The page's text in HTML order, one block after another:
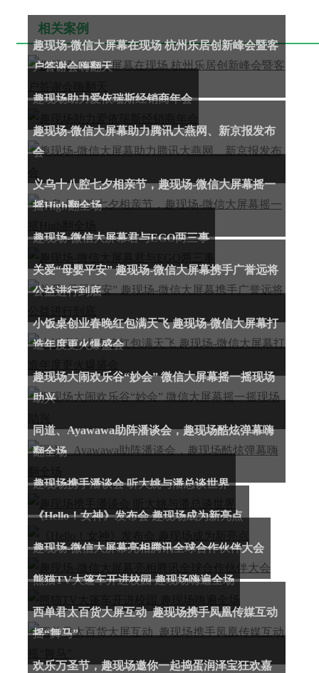
相关案例
趣现场-微信大屏幕在现场 杭州乐居创新峰会暨客
户答谢会嗨翻天
趣现场助力爱依瑞斯经销商年会
趣现场-微信大屏幕助力腾讯大燕网、新京报发布
会
义乌十八腔七夕相亲节，趣现场-微信大屏幕摇一
摇High翻全场
趣现场-微信大屏幕君与EGO两三事
关爱“母婴平安” 趣现场-微信大屏幕携手广誉远将
公益进行到底
小饭桌创业春晚红包满天飞 趣现场-微信大屏幕打
造年度更火爆盛会
趣现场大闹欢乐谷“妙会” 微信大屏幕摇一摇现场
助兴
同道、Ayawawa助阵潘谈会，趣现场酷炫弹幕嗨
翻全场
趣现场携手潘谈会 听大姚与潘总谈世界
《Hello！女神》发布会 趣现场成为新亮点
趣现场-微信大屏幕亮相腾讯全球合作伙伴大会
熊猫TV大篷车开进校园 趣现场嗨遍全场
西单君太百货大屏互动 趣现场携手凤凰传媒互动
摇“舞马”
欢乐万圣节，趣现场邀你一起捣蛋润泽宝狂欢嘉